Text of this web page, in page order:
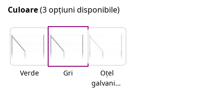
Culoare(3 opțiuni disponibile)
Verde Gri
Oțel
galvaniza